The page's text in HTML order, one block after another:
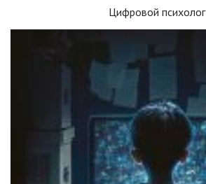
Цифровой психолог